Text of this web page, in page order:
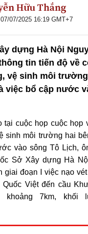
Hữu Thắng
07/2025 16:19 GMT+7
dựng Hà Nội
tin tiến độ về
vệ sinh môi
việc bổ cập nước
tại cuộc họp cuộc họp
sinh môi trường hai
vào sông Tô Lịch,
Sở Xây dựng Hà
giai đoạn I việc nạo
Quốc Việt đến cầu
khoảng 7km, khối